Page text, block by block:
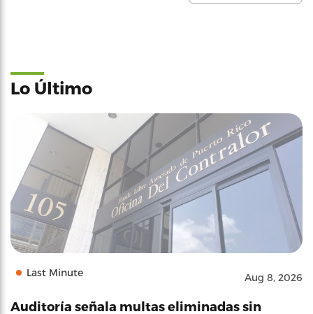
Lo Último
Last Minute Aug 8, 2026
Auditoría señala multas eliminadas sin